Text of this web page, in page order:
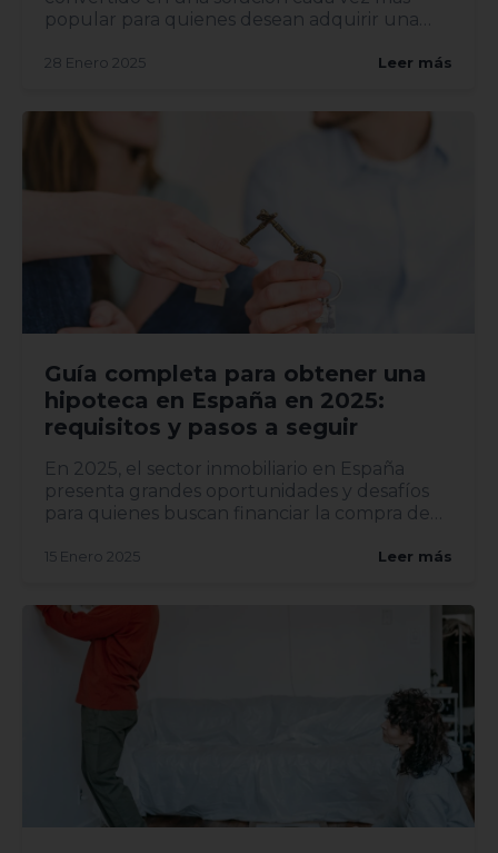
popular para quienes desean adquirir una
28 Enero 2025 Leer más
Guía completa para obtener una
hipoteca en España en 2025:
requisitos y pasos a seguir
En 2025, el sector inmobiliario en España
presenta grandes oportunidades y desafíos
para quienes buscan financiar la compra de
15 Enero 2025 Leer más